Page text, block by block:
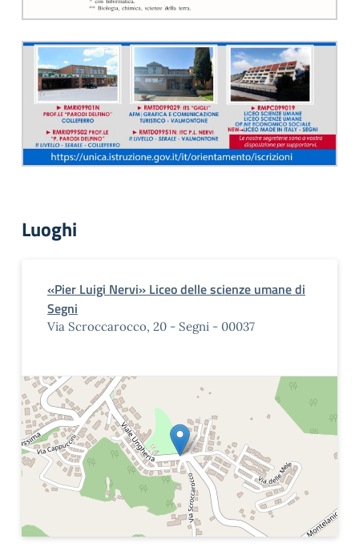
Luoghi
«Pier Luigi Nervi» Liceo delle scienze umane di
Segni
Via Scroccarocco, 20 - Segni - 00037